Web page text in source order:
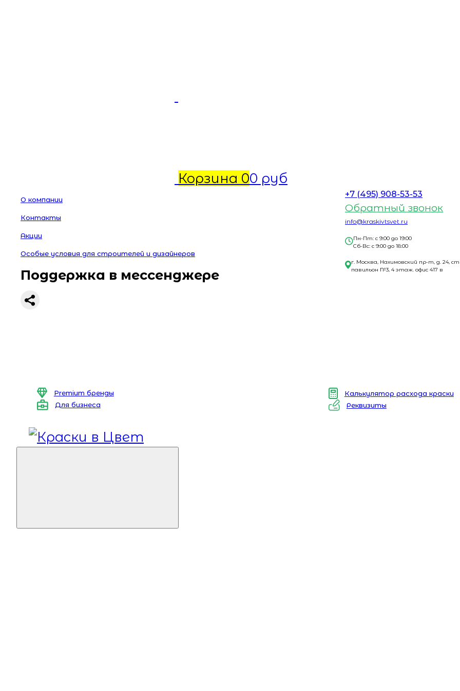
Корзина 00 руб
О компании
Контакты
Акции
Особые условия для строителей и дизайнеров
Поддержка в мессенджере
+7 (495) 908-53-53
Обратный звонок
info@kraskivtsvet.ru
Пн-Пт: с 9:00 до 19:00
Сб-Вс: с 9:00 до 18:00
г. Москва, Нахимовский пр-т, д. 24,
павильон №3, 4 этаж. офис 417 в
Premium бренды
Калькулятор расхода краски
Для бизнеса
Реквизиты